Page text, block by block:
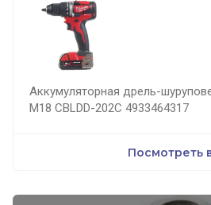
Аккумуляторная дрель-
M18 CBLDD-202C 4933464317
Посмотреть